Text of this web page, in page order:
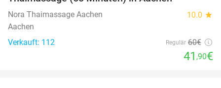
Nora Thaimassage Aachen 10.0 star
Aachen
Verkauft: 112
Regulär 60€
41 ,90€